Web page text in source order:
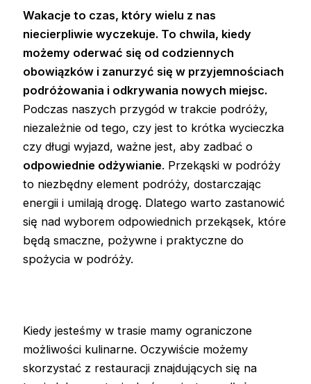
Wakacje to czas, który wielu z nas
niecierpliwie wyczekuje. To chwila, kiedy
możemy oderwać się od codziennych
obowiązków i zanurzyć się w przyjemnościach
podróżowania i odkrywania nowych miejsc.
Podczas naszych przygód w trakcie podróży,
niezależnie od tego, czy jest to krótka wycieczka
czy długi wyjazd, ważne jest, aby zadbać o
odpowiednie odżywianie. Przekąski w podróży
to niezbędny element podróży, dostarczając
energii i umilają drogę. Dlatego warto zastanowić
się nad wyborem odpowiednich przekąsek, które
będą smaczne, pożywne i praktyczne do
spożycia w podróży.
Kiedy jesteśmy w trasie mamy ograniczone
możliwości kulinarne. Oczywiście możemy
skorzystać z restauracji znajdujących się na